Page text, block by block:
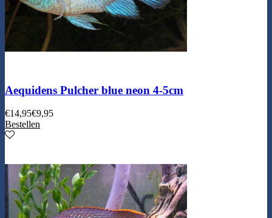
Aequidens Pulcher blue neon 4-5cm
€14,95€9,95
Bestellen